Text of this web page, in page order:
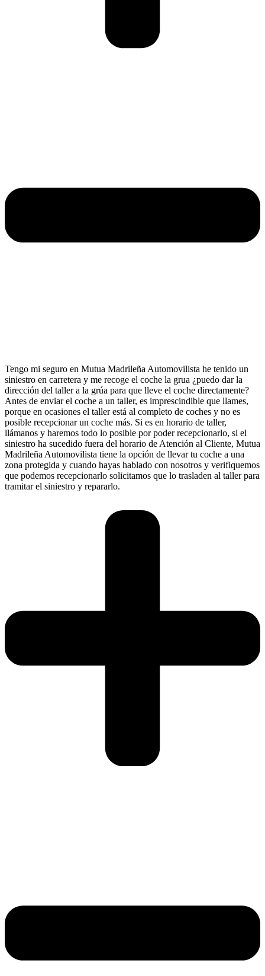
Tengo mi seguro en Mutua Madrileña Automovilista he tenido un
siniestro en carretera y me recoge el coche la grua ¿puedo dar la
dirección del taller a la grúa para que lleve el coche directamente?
Antes de enviar el coche a un taller, es imprescindible que llames,
porque en ocasiones el taller está al completo de coches y no es
posible recepcionar un coche más. Si es en horario de taller,
llámanos y haremos todo lo posible por poder recepcionarlo, si el
siniestro ha sucedido fuera del horario de Atención al Cliente, Mutua
Madrileña Automovilista tiene la opción de llevar tu coche a una
zona protegida y cuando hayas hablado con nosotros y verifiquemos
que podemos recepcionarlo solicitamos que lo trasladen al taller para
tramitar el siniestro y repararlo.